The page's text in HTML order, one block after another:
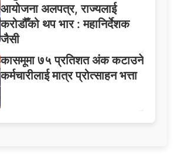
आयोजना अलपत्र, राज्यलाई
करोडौँको थप भार : महानिर्देशक
जैसी
कासमूमा ७५ प्रतिशत अंक कटाउने
कर्मचारीलाई मात्र प्रोत्साहन भत्ता